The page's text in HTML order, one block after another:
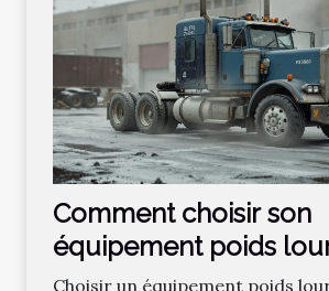
Comment choisir son
équipement poids
d'occasion ?
Choisir un équipement poids